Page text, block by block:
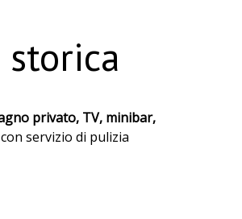
privato, TV, minibar,
servizio di pulizia